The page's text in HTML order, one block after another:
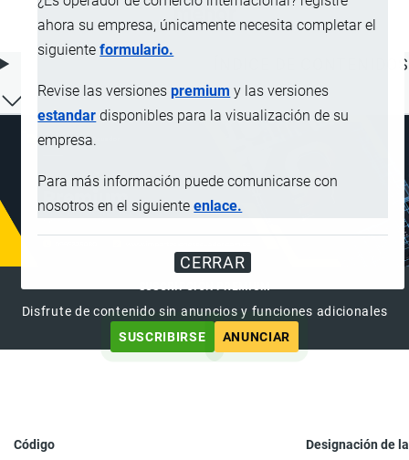
ahora su empresa, únicamente necesita completar el
siguienteformulario.
Revise las versionespremium y las versiones
estandar disponibles para la visualización de su
empresa.
Para más información puede comunicarse con
nosotros en el siguienteenlace.
CERRAR
menor
ÍNDICE DE CONTENIDOS
SUSCRIPCIÓN PREMIUM
Disfrute de contenido sin anuncios y funciones adicionales
SUSCRIBIRSE
ANUNCIAR
Código
Designación de